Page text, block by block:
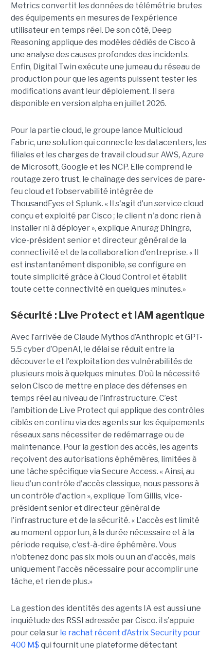
Metrics convertit les données de télémétrie brutes
des équipements en mesures de l’expérience
utilisateur en temps réel. De son côté, Deep
Reasoning applique des modèles dédiés de Cisco à
une analyse des causes profondes des incidents.
Enfin, Digital Twin exécute une jumeau du réseau de
production pour que les agents puissent tester les
modifications avant leur déploiement. Il sera
disponible en version alpha en juillet 2026.
Pour la partie cloud, le groupe lance Multicloud
Fabric, une solution qui connecte les datacenters, les
filiales et les charges de travail cloud sur AWS, Azure
de Microsoft, Google et les NCP. Elle comprend le
routage zero trust, le chaînage des services de pare-
feu cloud et l’observabilité intégrée de
ThousandEyes et Splunk. « Il s'agit d'un service cloud
conçu et exploité par Cisco ; le client n'a donc rien à
installer ni à déployer », explique Anurag Dhingra,
vice-président senior et directeur général de la
connectivité et de la collaboration d'entreprise. « Il
est instantanément disponible, se configure en
toute simplicité grâce à Cloud Control et établit
toute cette connectivité en quelques minutes.»
Sécurité : Live Protect et IAM agentique
Avec l’arrivée de Claude Mythos d’Anthropic et GPT-
5.5 cyber d’OpenAI, le délai se réduit entre la
découverte et l'exploitation des vulnérabilités de
plusieurs mois à quelques minutes. D’où la nécessité
selon Cisco de mettre en place des défenses en
temps réel au niveau de l’infrastructure. C’est
l’ambition de Live Protect qui applique des contrôles
ciblés en continu via des agents sur les équipements
réseaux sans nécessiter de redémarrage ou de
maintenance. Pour la gestion des accès, les agents
reçoivent des autorisations éphémères, limitées à
une tâche spécifique via Secure Access. « Ainsi, au
lieu d'un contrôle d'accès classique, nous passons à
un contrôle d'action », explique Tom Gillis, vice-
président senior et directeur général de
l'infrastructure et de la sécurité. « L'accès est limité
au moment opportun, à la durée nécessaire et à la
période requise, c'est-à-dire éphémère. Vous
n'obtenez donc pas six mois ou un an d'accès, mais
uniquement l'accès nécessaire pour accomplir une
tâche, et rien de plus.»
La gestion des identités des agents IA est aussi une
inquiétude des RSSI adressée par Cisco. il s’appuie
pour cela sur le rachat récent d’Astrix Security pour
400 M$ qui fournit une plateforme détectant